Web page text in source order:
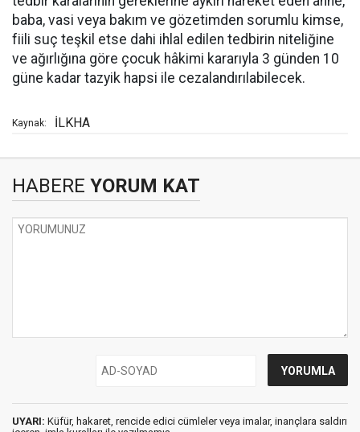
baba, vasi veya bakım ve gözetimden sorumlu kimse,
fiili suç teşkil etse dahi ihlal edilen tedbirin niteliğine
ve ağırlığına göre çocuk hâkimi kararıyla 3 günden 10
güne kadar tazyik hapsi ile cezalandırılabilecek.
Kaynak: İLKHA
HABERE YORUM KAT
UYARI: Küfür, hakaret, rencide edici cümleler veya imalar, inançlara saldırı